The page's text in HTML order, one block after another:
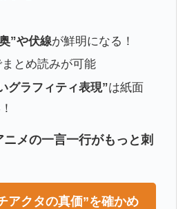
”や伏線が鮮明になる！
とめ読みが可能
グラフィティ表現”は紙面
メの一言一行がもっと刺
アクタの真価”を確かめ